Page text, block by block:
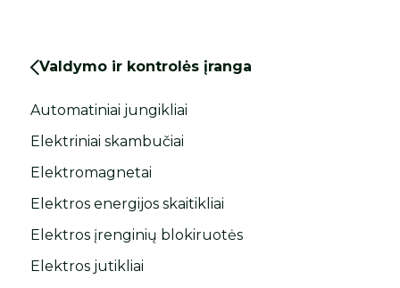
Valdymo ir kontrolės įranga
Automatiniai jungikliai
Elektriniai skambučiai
Elektromagnetai
Elektros energijos skaitikliai
Elektros įrenginių blokiruotės
Elektros jutikliai